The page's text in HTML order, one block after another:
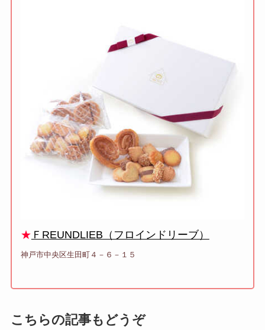
★ ＦREUNDLIEB（フロインドリーブ）
神戸市中央区生田町４－６－１５
こちらの記事もどうぞ